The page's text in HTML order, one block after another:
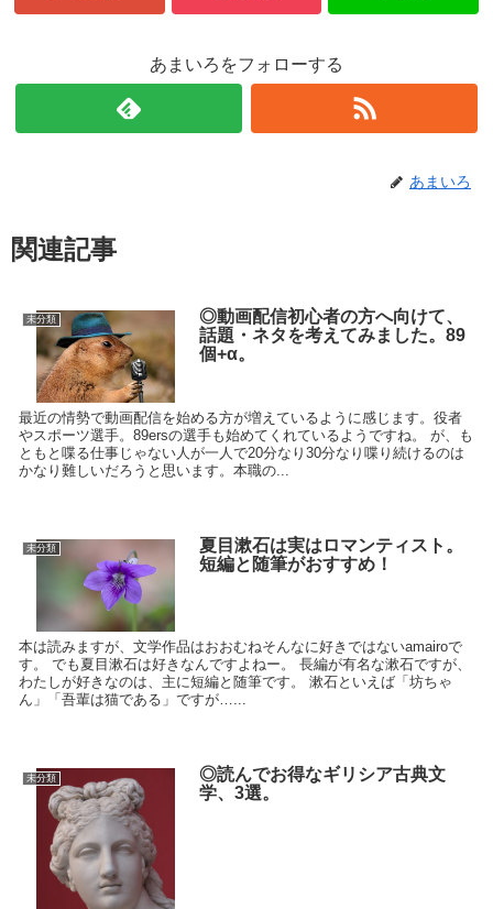
あまいろをフォローする
あまいろ
関連記事
未分類
◎動画配信初心者の方へ向けて、
話題・ネタを考えてみました。89
個+α。
最近の情勢で動画配信を始める方が増えているように感じます。役者
やスポーツ選手。89ersの選手も始めてくれているようですね。 が、も
ともと喋る仕事じゃない人が一人で20分なり30分なり喋り続けるのは
かなり難しいだろうと思います。本職の...
未分類
夏目漱石は実はロマンティスト。
短編と随筆がおすすめ！
本は読みますが、文学作品はおおむねそんなに好きではないamairoで
す。 でも夏目漱石は好きなんですよねー。 長編が有名な漱石ですが、
わたしが好きなのは、主に短編と随筆です。 漱石といえば「坊ちゃ
ん」「吾輩は猫である」ですが…...
未分類
◎読んでお得なギリシア古典文
学、3選。